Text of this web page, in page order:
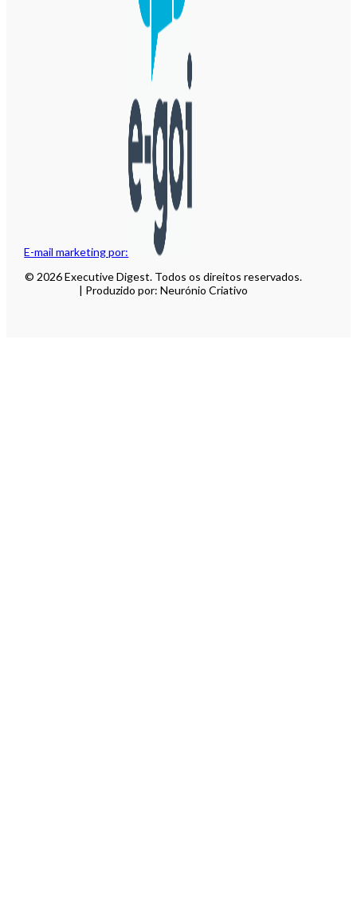
E-mail marketing por:
© 2026 Executive Digest. Todos os direitos reservados.
| Produzido por: Neurónio Criativo